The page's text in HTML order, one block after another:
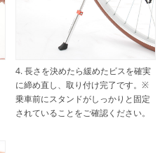
4. 長さを決めたら緩めたビスを確実
に締め直し、取り付け完了です。※
乗車前にスタンドがしっかりと固定
されていることをご確認ください。